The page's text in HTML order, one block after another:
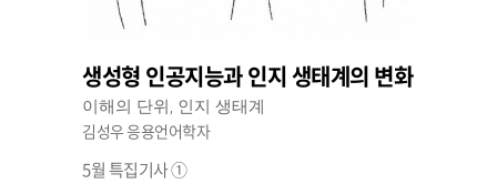
생성형 인공지능과 인지 생태계의 변화
이해의 단위, 인지 생태계
김성우 응용언어학자
5월 특집기사 ①